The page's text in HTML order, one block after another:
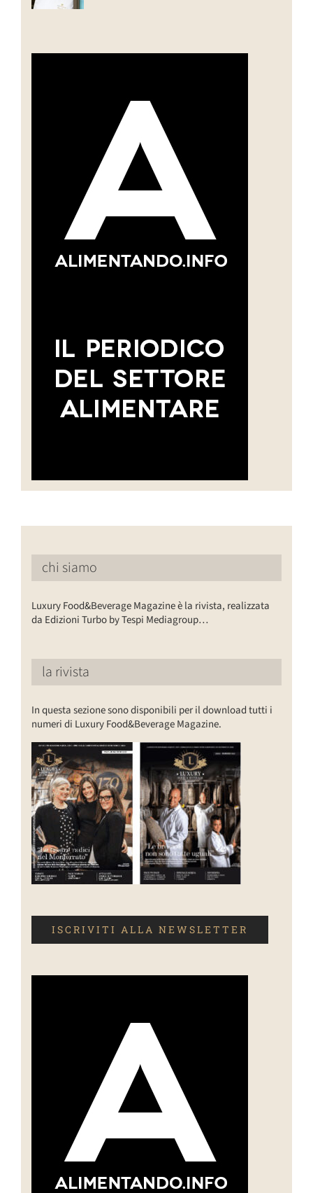
chi siamo
Luxury Food&Beverage Magazine è la rivista, realizzata
da Edizioni Turbo by Tespi Mediagroup…
la rivista
In questa sezione sono disponibili per il download tutti i
numeri di Luxury Food&Beverage Magazine.
ISCRIVITI ALLA NEWSLETTER